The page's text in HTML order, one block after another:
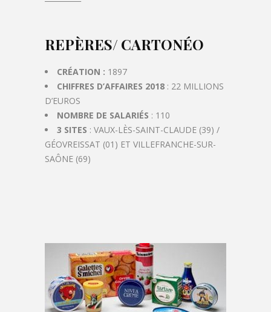
REPÈRES/ CARTONÉO
CRÉATION : 1897
CHIFFRES D’AFFAIRES 2018 : 22 MILLIONS
D’EUROS
NOMBRE DE SALARIÉS : 110
3 SITES : VAUX-LÈS-SAINT-CLAUDE (39) /
GÉOVREISSAT (01) ET VILLEFRANCHE-SUR-
SAÔNE (69)